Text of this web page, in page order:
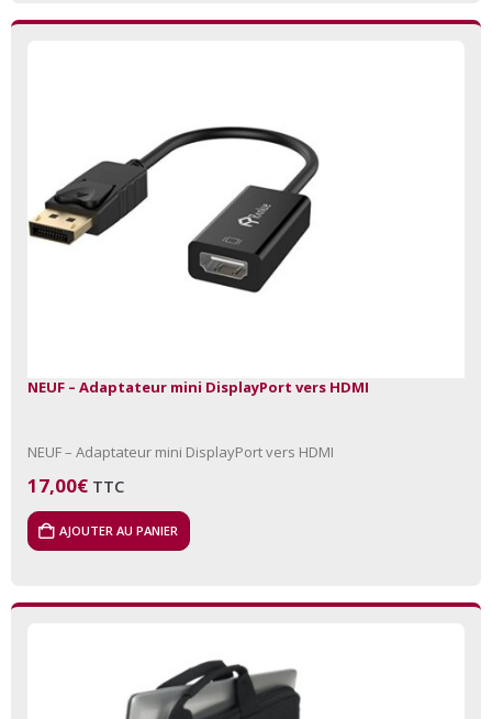
NEUF – Adaptateur mini DisplayPort vers HDMI
NEUF – Adaptateur mini DisplayPort vers HDMI
17,00€ TTC
AJOUTER AU PANIER